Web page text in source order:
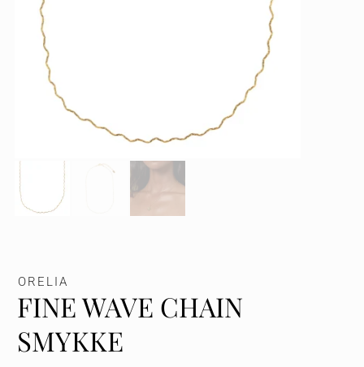
ORELIA
FINE WAVE CHAIN
SMYKKE